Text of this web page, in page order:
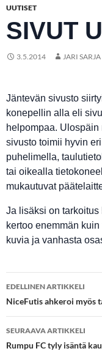
UUTISET
SIVUT
3.5.2014 JARI SARJA
Jäntevän sivusto
konepellin alla eli
helpompaa.
sivusto toimii hyvin
puhelimella,
tai oikealla
mukautuvat
Ja lisäksi on
kertoo enemmän
kuvia ja vanhasta
Artikkelien
selaus
EDELLINEN ARTIKKELI
NiceFutis ahkeroi myös
SEURAAVA ARTIKKELI
Rumpu FC tyly isäntä